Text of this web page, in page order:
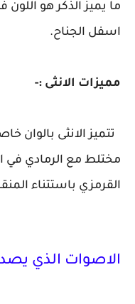
ما يميز الذكر هو
اسفل الجناح.
مميزات الانثى :-
تتميز الانثى بالوان
مختلط مع الرمادي في
القرمزي باستتناء
الاصوات الذي